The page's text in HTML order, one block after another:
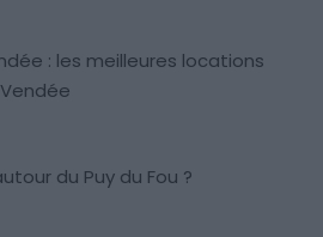
: les meilleures locations
du Puy du Fou ?